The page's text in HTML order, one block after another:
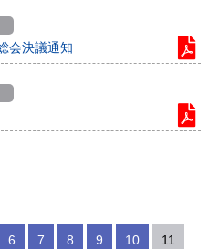
会決議通知
6 7 8 9 10 11